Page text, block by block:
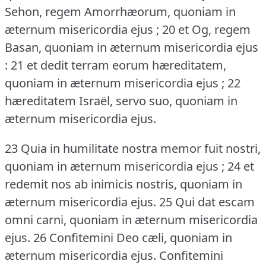
Sehon, regem Amorrhæorum, quoniam in
æternum misericordia ejus ; 20 et Og, regem
Basan, quoniam in æternum misericordia ejus
: 21 et dedit terram eorum hæreditatem,
quoniam in æternum misericordia ejus ; 22
hæreditatem Israël, servo suo, quoniam in
æternum misericordia ejus.
23 Quia in humilitate nostra memor fuit nostri,
quoniam in æternum misericordia ejus ; 24 et
redemit nos ab inimicis nostris, quoniam in
æternum misericordia ejus. 25 Qui dat escam
omni carni, quoniam in æternum misericordia
ejus. 26 Confitemini Deo cæli, quoniam in
æternum misericordia ejus. Confitemini